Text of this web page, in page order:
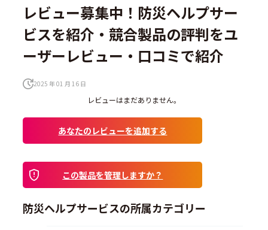
レビュー募集中！防災ヘルプサー
ビスを紹介・競合製品の評判をユ
ーザーレビュー・口コミで紹介
2025 年 01 月 16 日
レビューはまだありません。
あなたのレビューを追加する
この製品を管理しますか？
防災ヘルプサービスの所属カテゴリー